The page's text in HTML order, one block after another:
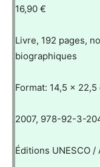
16,90 €
Livre, 192 pages,
biographiques
Format: 14,5 x 22,5
2007, 978-92-3-
Éditions UNESCO